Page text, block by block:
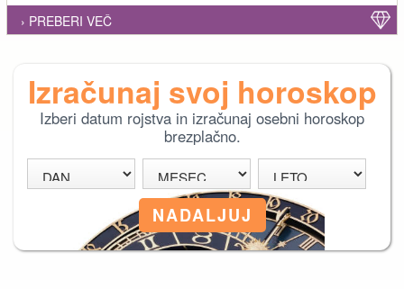
› PREBERI VEČ
Izračunaj svoj horoskop
Izberi datum rojstva in izračunaj osebni horoskop
brezplačno.